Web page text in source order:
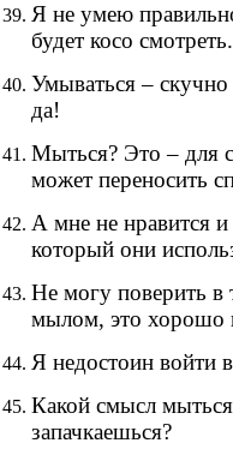
Я не умею
будет косо смотреть.
Умываться – скучно
да!
Мыться? Это – для
может переносить
А мне не нравится
который они
Не могу поверить в
мылом, это хорошо
Я недостоин войти
Какой смысл
запачкаешься?